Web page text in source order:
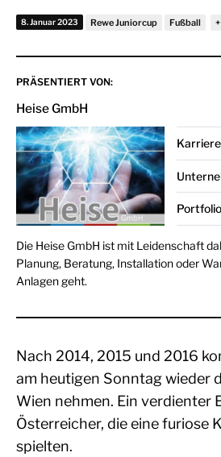
8. Januar 2023 Rewe Juniorcup Fußball
PRÄSENTIERT VON:
Heise GmbH
Karriere
Portfolio
Die Heise GmbH ist mit Leidenschaft
Planung, Beratung, Installation oder
Anlagen geht.
Nach 2014, 2015 und 2016
am heutigen Sonntag wieder
Wien nehmen. Ein verdienter
Österreicher, die eine furiose
spielten.